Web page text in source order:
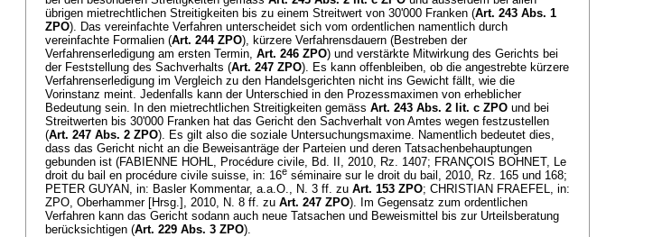
übrigen mietrechtlichen Streitigkeiten bis zu einem Streitwert von 30'000 Franken (Art. 243 Abs. 1
ZPO). Das vereinfachte Verfahren unterscheidet sich vom ordentlichen namentlich durch
vereinfachte Formalien (Art. 244 ZPO), kürzere Verfahrensdauern (Bestreben der
Verfahrenserledigung am ersten Termin, Art. 246 ZPO) und verstärkte Mitwirkung des Gerichts bei
der Feststellung des Sachverhalts (Art. 247 ZPO). Es kann offenbleiben, ob die angestrebte kürzere
Verfahrenserledigung im Vergleich zu den Handelsgerichten nicht ins Gewicht fällt, wie die
Vorinstanz meint. Jedenfalls kann der Unterschied in den Prozessmaximen von erheblicher
Bedeutung sein. In den mietrechtlichen Streitigkeiten gemäss Art. 243 Abs. 2 lit. c ZPO und bei
Streitwerten bis 30'000 Franken hat das Gericht den Sachverhalt von Amtes wegen festzustellen
(Art. 247 Abs. 2 ZPO). Es gilt also die soziale Untersuchungsmaxime. Namentlich bedeutet dies,
dass das Gericht nicht an die Beweisanträge der Parteien und deren Tatsachenbehauptungen
gebunden ist (FABIENNE HOHL, Procédure civile, Bd. II, 2010, Rz. 1407; FRANÇOIS BOHNET, Le
droit du bail en procédure civile suisse, in: 16e séminaire sur le droit du bail, 2010, Rz. 165 und 168;
PETER GUYAN, in: Basler Kommentar, a.a.O., N. 3 ff. zu Art. 153 ZPO; CHRISTIAN FRAEFEL, in:
ZPO, Oberhammer [Hrsg.], 2010, N. 8 ff. zu Art. 247 ZPO). Im Gegensatz zum ordentlichen
Verfahren kann das Gericht sodann auch neue Tatsachen und Beweismittel bis zur Urteilsberatung
berücksichtigen (Art. 229 Abs. 3 ZPO).